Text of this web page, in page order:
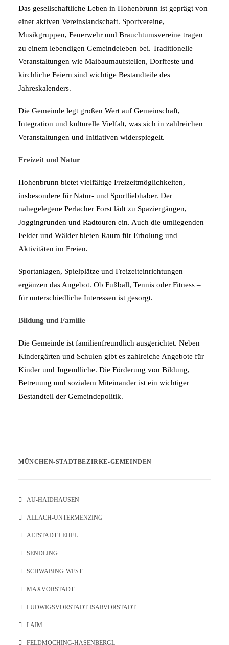
Das gesellschaftliche Leben in Hohenbrunn ist geprägt von
einer aktiven Vereinslandschaft. Sportvereine,
Musikgruppen, Feuerwehr und Brauchtumsvereine tragen
zu einem lebendigen Gemeindeleben bei. Traditionelle
Veranstaltungen wie Maibaumaufstellen, Dorffeste und
kirchliche Feiern sind wichtige Bestandteile des
Jahreskalenders.
Die Gemeinde legt großen Wert auf Gemeinschaft,
Integration und kulturelle Vielfalt, was sich in zahlreichen
Veranstaltungen und Initiativen widerspiegelt.
Freizeit und Natur
Hohenbrunn bietet vielfältige Freizeitmöglichkeiten,
insbesondere für Natur- und Sportliebhaber. Der
nahegelegene Perlacher Forst lädt zu Spaziergängen,
Joggingrunden und Radtouren ein. Auch die umliegenden
Felder und Wälder bieten Raum für Erholung und
Aktivitäten im Freien.
Sportanlagen, Spielplätze und Freizeiteinrichtungen
ergänzen das Angebot. Ob Fußball, Tennis oder Fitness –
für unterschiedliche Interessen ist gesorgt.
Bildung und Familie
Die Gemeinde ist familienfreundlich ausgerichtet. Neben
Kindergärten und Schulen gibt es zahlreiche Angebote für
Kinder und Jugendliche. Die Förderung von Bildung,
Betreuung und sozialem Miteinander ist ein wichtiger
Bestandteil der Gemeindepolitik.
MÜNCHEN-STADTBEZIRKE-GEMEINDEN
AU-HAIDHAUSEN
ALLACH-UNTERMENZING
ALTSTADT-LEHEL
SENDLING
SCHWABING-WEST
MAXVORSTADT
LUDWIGSVORSTADT-ISARVORSTADT
LAIM
FELDMOCHING-HASENBERGL